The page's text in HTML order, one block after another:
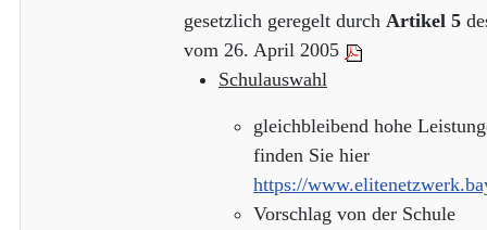
gesetzlich geregelt durch Artikel 5
vom 26. April 2005
Schulauswahl
gleichbleibend hohe
finden Sie hier
https://
Vorschlag von der Schule